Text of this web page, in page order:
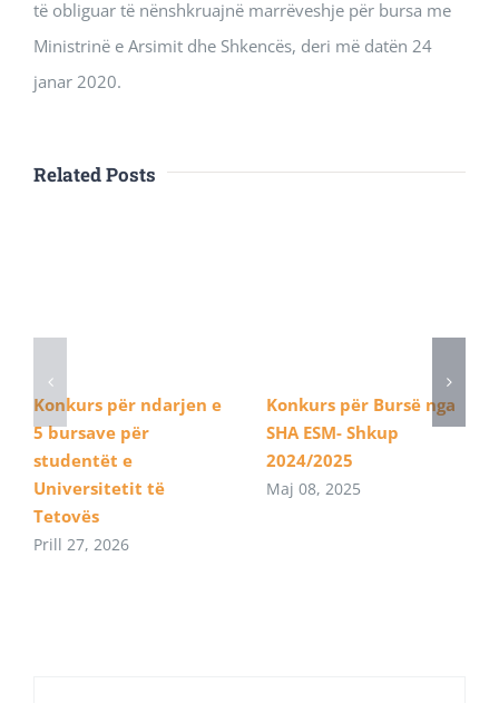
të obliguar të nënshkruajnë marrëveshje për bursa me
Ministrinë e Arsimit dhe Shkencës, deri më datën 24
janar 2020.
Related Posts
Konkurs për ndarjen e
5 bursave për
studentët e
Universitetit të
Tetovës
Prill 27, 2026
Konkurs për Bursë nga
SHA ESM- Shkup
2024/2025
Maj 08, 2025